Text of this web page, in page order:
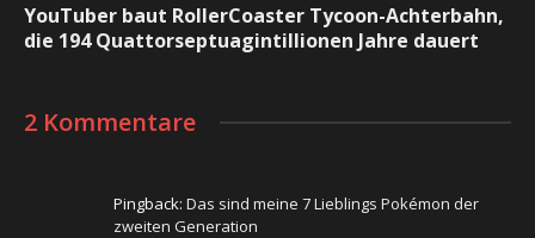
YouTuber baut RollerCoaster Tycoon-Achterbahn,
die 194 Quattorseptuagintillionen Jahre dauert
2 Kommentare
Pingback: Das sind meine 7 Lieblings Pokémon der
zweiten Generation